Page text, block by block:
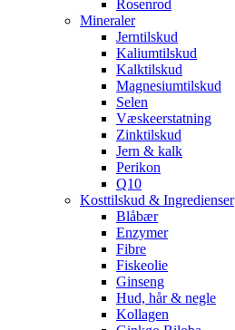
Rosenrod
Mineraler
Jerntilskud
Kaliumtilskud
Kalktilskud
Magnesiumtilskud
Selen
Væskeerstatning
Zinktilskud
Jern & kalk
Perikon
Q10
Kosttilskud & Ingredienser
Blåbær
Enzymer
Fibre
Fiskeolie
Ginseng
Hud, hår & negle
Kollagen